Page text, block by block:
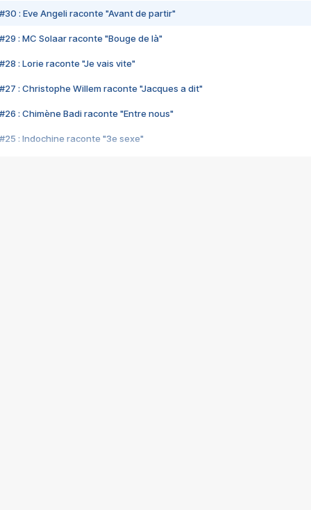
#30 : Eve Angeli raconte "Avant de partir"
#29 : MC Solaar raconte "Bouge de là"
#28 : Lorie raconte "Je vais vite"
#27 : Christophe Willem raconte "Jacques a dit"
#26 : Chimène Badi raconte "Entre nous"
#25 : Indochine raconte "3e sexe"